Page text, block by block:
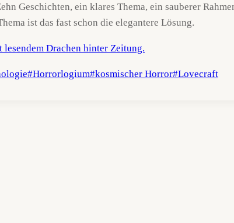
Geschichten, ein klares Thema, ein sauberer
ist das fast schon die elegantere Lösung.
#Horrorlogium#kosmischer Horror#Lovecraft